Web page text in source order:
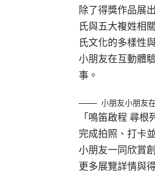
除了得獎作品展
氏與五大複姓相
氏文化的多樣性
小朋友在互動體
事。
小朋友小朋友
「鳴笛啟程 尋
完成拍照、打卡
小朋友一同欣賞
更多展覽詳情與